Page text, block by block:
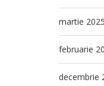
martie 2025
februarie
decembrie